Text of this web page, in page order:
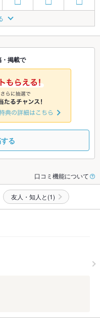
8/24
□ □ □
8/31
□
9/1 9/2
□
掲載で
る
口コミ機能について
友人・知人と(1)